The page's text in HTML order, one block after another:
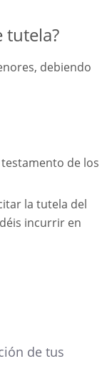
tutela?
debiendo
de los
la tutela del
incurrir en
de tus